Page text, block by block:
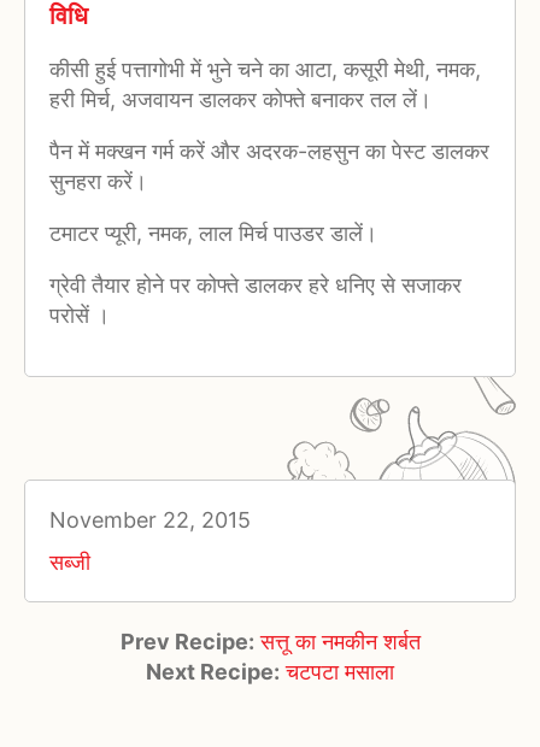
विधि
कीसी हुई पत्तागोभी में भुने चने का आटा, कसूरी मेथी, नमक,
हरी मिर्च, अजवायन डालकर कोफ्ते बनाकर तल लें।
पैन में मक्खन गर्म करें और अदरक-लहसुन का पेस्ट डालकर
सुनहरा करें।
टमाटर प्यूरी, नमक, लाल मिर्च पाउडर डालें।
ग्रेवी तैयार होने पर कोफ्ते डालकर हरे धनिए से सजाकर
परोसें ।
November 22, 2015
सब्जी
Prev Recipe: सत्तू का नमकीन शर्बत
Next Recipe: चटपटा मसाला